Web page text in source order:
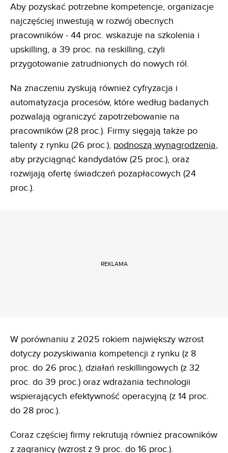
Aby pozyskać potrzebne kompetencje, organizacje
najczęściej inwestują w rozwój obecnych
pracowników - 44 proc. wskazuje na szkolenia i
upskilling, a 39 proc. na reskilling, czyli
przygotowanie zatrudnionych do nowych ról.
Na znaczeniu zyskują również cyfryzacja i
automatyzacja procesów, które według badanych
pozwalają ograniczyć zapotrzebowanie na
pracowników (28 proc.). Firmy sięgają także po
talenty z rynku (26 proc.), podnoszą wynagrodzenia,
aby przyciągnąć kandydatów (25 proc.), oraz
rozwijają ofertę świadczeń pozapłacowych (24
proc.).
REKLAMA
W porównaniu z 2025 rokiem największy wzrost
dotyczy pozyskiwania kompetencji z rynku (z 8
proc. do 26 proc.), działań reskillingowych (z 32
proc. do 39 proc.) oraz wdrażania technologii
wspierających efektywność operacyjną (z 14 proc.
do 28 proc.).
Coraz częściej firmy rekrutują również pracowników
z zagranicy (wzrost z 9 proc. do 16 proc.).